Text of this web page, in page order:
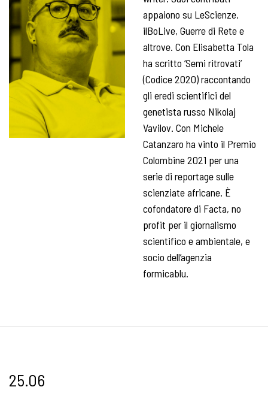
appaiono su LeScienze,
ilBoLive, Guerre di Rete e
altrove. Con Elisabetta Tola
ha scritto ‘Semi ritrovati’
(Codice 2020) raccontando
gli eredi scientifici del
genetista russo Nikolaj
Vavilov. Con Michele
Catanzaro ha vinto il Premio
Colombine 2021 per una
serie di reportage sulle
scienziate africane. È
cofondatore di Facta, no
profit per il giornalismo
scientifico e ambientale, e
socio dell’agenzia
formicablu.
25.06